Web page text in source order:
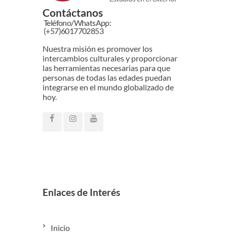
Contáctanos
Teléfono/WhatsApp:
(+57)6017702853
Nuestra misión es promover los
intercambios culturales y proporcionar
las herramientas necesarias para que
personas de todas las edades puedan
integrarse en el mundo globalizado de
hoy.
Enlaces de Interés
Inicio